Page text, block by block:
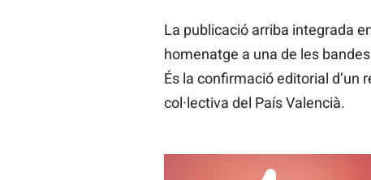
La publicació arriba integrada
homenatge a una de les
És la confirmació editorial d’un
col·lectiva del País Valencià.